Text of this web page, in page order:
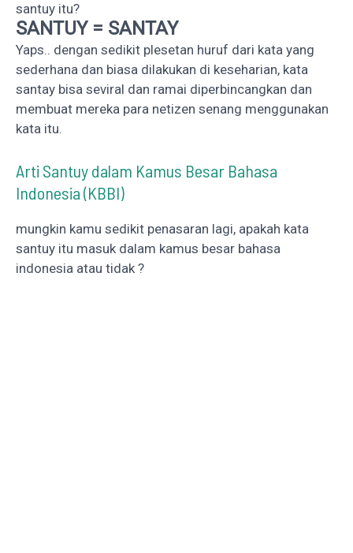
santuy itu?
SANTUY = SANTAY
Yaps.. dengan sedikit plesetan huruf dari kata yang
sederhana dan biasa dilakukan di keseharian, kata
santay bisa seviral dan ramai diperbincangkan dan
membuat mereka para netizen senang menggunakan
kata itu.
Arti Santuy dalam Kamus Besar Bahasa
Indonesia (KBBI)
mungkin kamu sedikit penasaran lagi, apakah kata
santuy itu masuk dalam kamus besar bahasa
indonesia atau tidak ?